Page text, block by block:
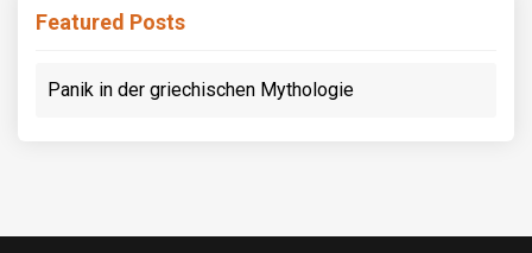
Featured Posts
Panik in der griechischen Mythologie